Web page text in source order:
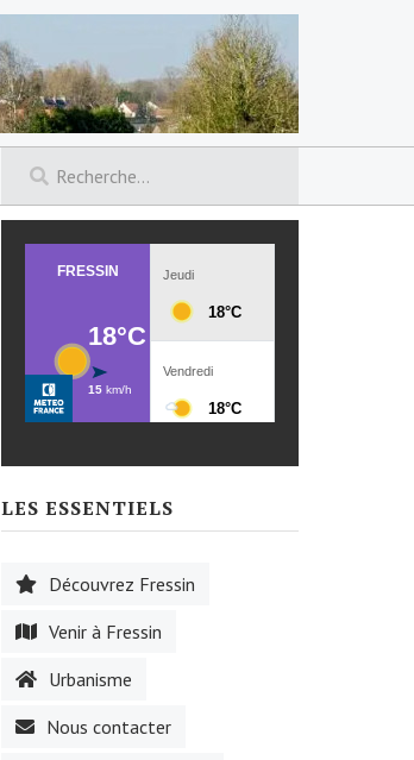
LES ESSENTIELS
Découvrez Fressin
Venir à Fressin
Urbanisme
Nous contacter